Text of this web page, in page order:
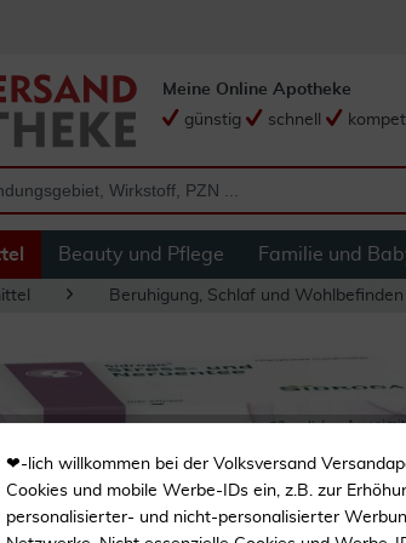
Meine Online Apotheke
günstig
schnell
Beauty und Pflege Familie und
Beruhigung, Schlaf und Wohlbefinden
❤-lich willkommen bei der Volksversand
Cookies und mobile Werbe-IDs ein, z.B. zur
personalisierter- und nicht-personalisierter